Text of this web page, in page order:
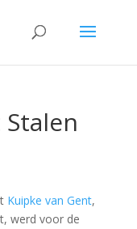
Kuipke van Gent,
werd voor de